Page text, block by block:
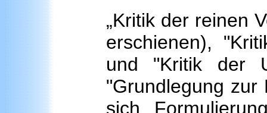
„Kritik der reinen
erschienen),
und "Kritik der
"Grundlegung zur
sich